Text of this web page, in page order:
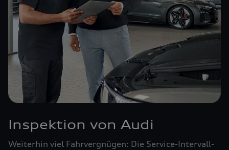
Inspektion von Audi
Weiterhin viel Fahrvergnügen: Die Service-Intervall-